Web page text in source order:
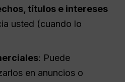
títulos e intereses
usted (cuando lo
: Puede
en anuncios o